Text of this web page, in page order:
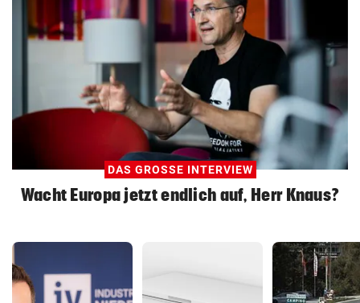
DAS GROSSE INTERVIEW
Wacht Europa jetzt endlich auf, Herr Knaus?